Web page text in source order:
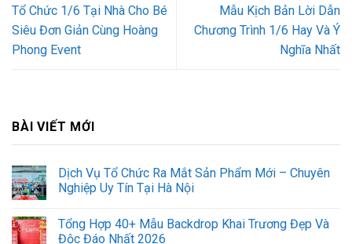
Tổ Chức 1/6 Tại Nhà Cho Bé
Siêu Đơn Giản Cùng Hoàng
Phong Event
Mẫu Kịch Bản Lời Dẫn
Chương Trình 1/6 Hay Và Ý
Nghĩa Nhất
BÀI VIẾT MỚI
Dịch Vụ Tổ Chức Ra Mắt Sản Phẩm Mới – Chuyên
Nghiệp Uy Tín Tại Hà Nội
Tổng Hợp 40+ Mẫu Backdrop Khai Trương Đẹp Và
Độc Đáo Nhất 2026